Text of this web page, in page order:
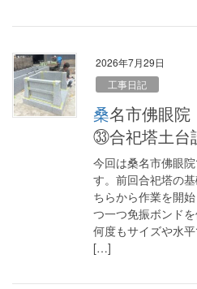
2026年7月29日
工事日記
桑名市佛眼院 永代供養墓工事
㉝合祀塔土台
今回は桑名市佛眼
す。前回合祀塔の
ちらから作業を開
つ一つ免振ボンド
何度もサイズや水
[…]